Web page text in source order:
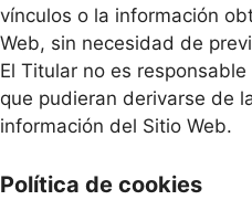
vínculos o la información
Web, sin necesidad de
El Titular no es
que pudieran derivarse de
información del Sitio Web.
Política de cookies